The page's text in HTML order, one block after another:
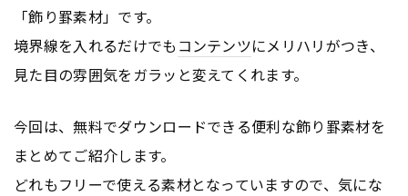
「飾り罫素材」です。
境界線を入れるだけでも コンテンツにメリハリがつき、
見た目の雰囲気をガラッと変えてくれます。
今回は、無料でダウンロードできる便利な飾り罫素材を
まとめてご紹介します。
どれもフリーで使える素材となっていますので、気にな